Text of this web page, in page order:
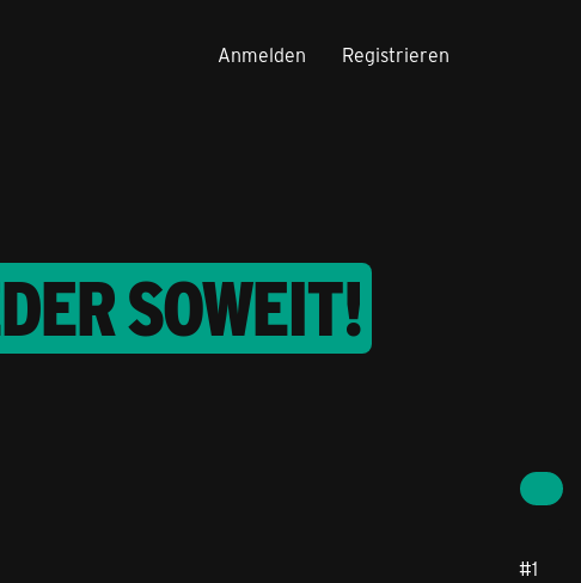
Anmelden Registrieren
SOWEIT!
#1